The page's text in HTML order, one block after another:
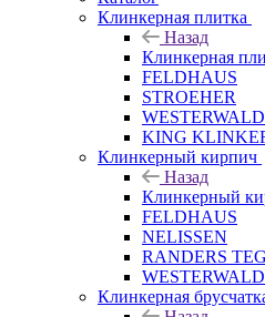
Клинкерная плитка
Назад
Клинкерная
FELDHAUS
STROEHER
KING
Клинкерный кирпич
Назад
Клинкерный
FELDHAUS
NELISSEN
RANDERS
Клинкерная